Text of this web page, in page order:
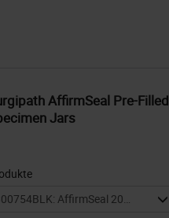
AffirmSeal Pre-Filled
Jars